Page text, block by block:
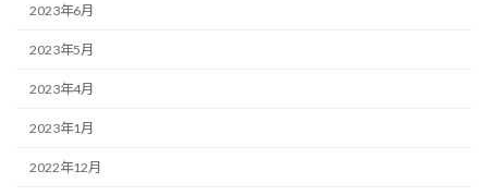
2023年6月
2023年5月
2023年4月
2023年1月
2022年12月